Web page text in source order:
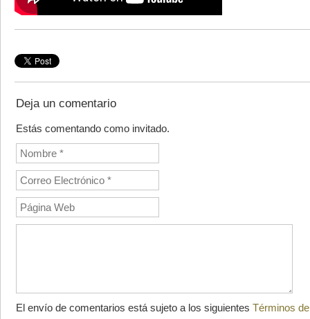
Deja un comentario
Estás comentando como invitado.
El envío de comentarios está sujeto a los siguientes Términos de